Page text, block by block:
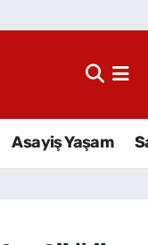
Asayiş Yaşam